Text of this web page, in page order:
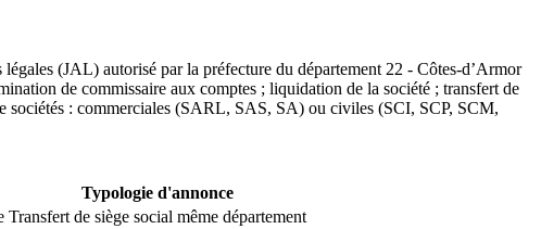
(JAL) autorisé par la préfecture du département 22 - Côtes-d’Armor
de commissaire aux comptes ; liquidation de la société ; transfert de
sociétés : commerciales (SARL, SAS, SA) ou civiles (SCI, SCP, SCM,
Typologie d'annonce
Transfert de siège social même département